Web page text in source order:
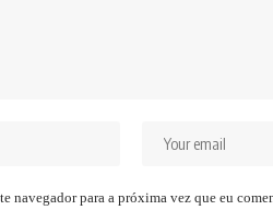
navegador para a próxima vez que eu